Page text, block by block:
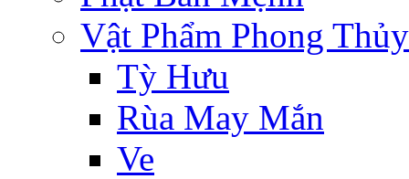
Vật Phẩm Phong Thủy
Tỳ Hưu
Rùa May Mắn
Ve